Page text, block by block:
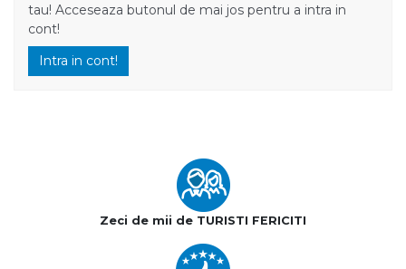
tau! Acceseaza butonul de mai jos pentru a intra in
cont!
Intra in cont!
Zeci de mii de TURISTI FERICITI